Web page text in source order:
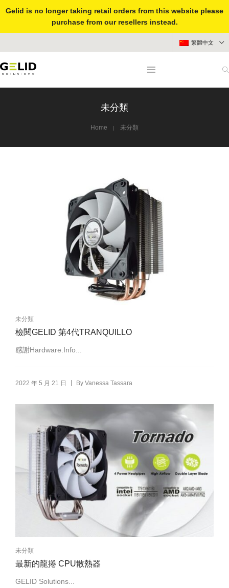
Gelid is no longer taking retail orders from this website please
purchase from our resellers instead.
繁體中文
未分類
Home 未分類
未分類
檢閱GELID 第4代TRANQUILLO
感謝Hardware.Info...
2022 年 5 月 21 日 By Vanessa Tassara
未分類
最新的龍捲 CPU散熱器
GELID Solutions...